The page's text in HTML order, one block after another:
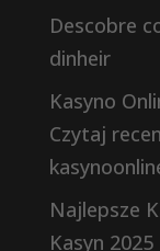
Descobre
dinheir
Kasyno
Czytaj
Najlepsze
Kasyn 2025